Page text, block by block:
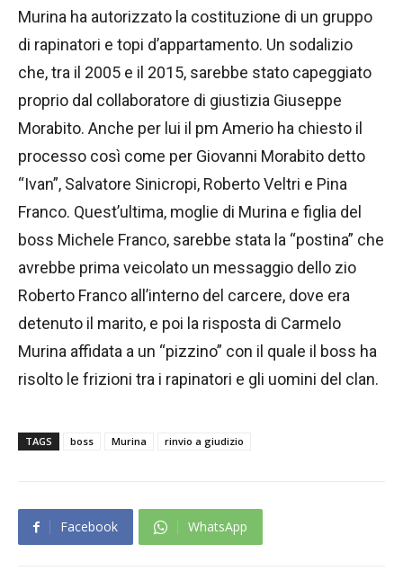
Murina ha autorizzato la costituzione di un gruppo
di rapinatori e topi d’appartamento. Un sodalizio
che, tra il 2005 e il 2015, sarebbe stato capeggiato
proprio dal collaboratore di giustizia Giuseppe
Morabito. Anche per lui il pm Amerio ha chiesto il
processo così come per Giovanni Morabito detto
“Ivan”, Salvatore Sinicropi, Roberto Veltri e Pina
Franco. Quest’ultima, moglie di Murina e figlia del
boss Michele Franco, sarebbe stata la “postina” che
avrebbe prima veicolato un messaggio dello zio
Roberto Franco all’interno del carcere, dove era
detenuto il marito, e poi la risposta di Carmelo
Murina affidata a un “pizzino” con il quale il boss ha
risolto le frizioni tra i rapinatori e gli uomini del clan.
TAGS boss Murina rinvio a giudizio
Facebook WhatsApp